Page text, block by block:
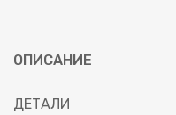
ОПИСАНИЕ
ДЕТАЛИ